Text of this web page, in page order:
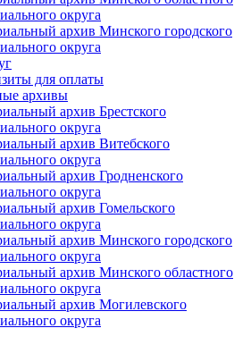
округа
архив Минского городского
округа
для оплаты
архивы
архив Брестского
округа
архив Витебского
округа
архив Гродненского
округа
архив Гомельского
округа
архив Минского городского
округа
архив Минского областного
округа
архив Могилевского
округа